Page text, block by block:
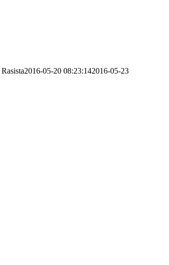
Rasista2016-05-20 08:23:142016-05-23